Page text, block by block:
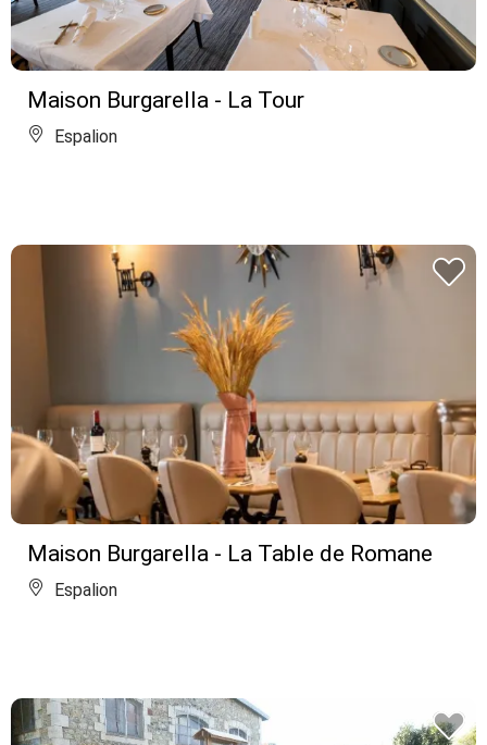
Maison Burgarella - La Tour
Espalion
Maison Burgarella - La Table de Romane
Espalion